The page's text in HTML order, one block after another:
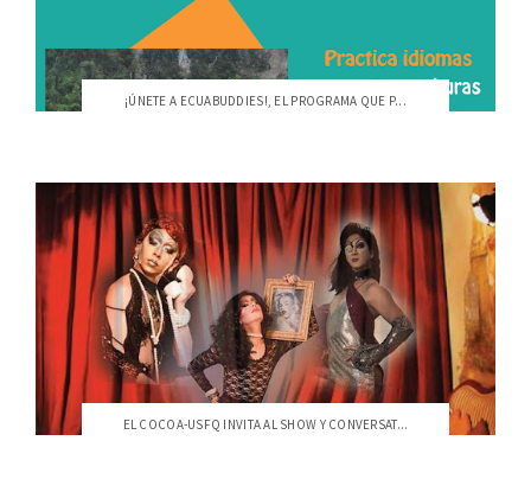
¡ÚNETE A ECUABUDDIES!, EL PROGRAMA QUE P...
EL COCOA-USFQ INVITA AL SHOW Y CONVERSAT...